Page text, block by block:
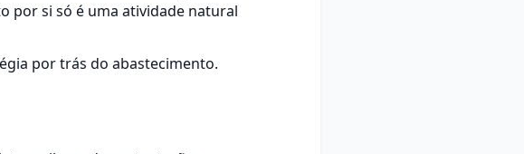
por si só é uma atividade natural
por trás do abastecimento.